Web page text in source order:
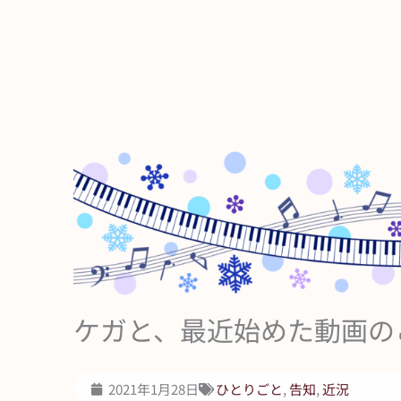
ケガと、最近始めた動画
2021年1月28日 ひとりごと,告知,近況